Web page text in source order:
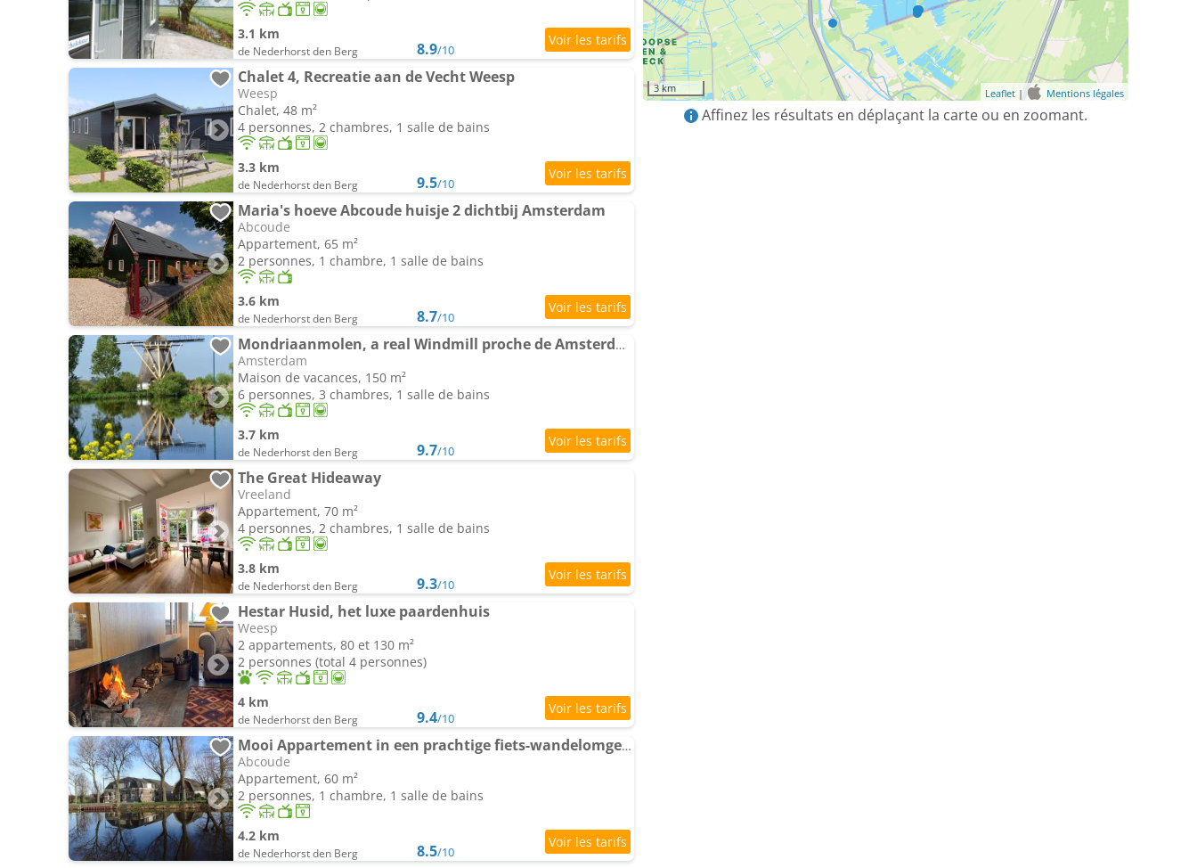
3.1 km
de Nederhorst den Berg 8.9/10
Chalet 4, Recreatie aan de Vecht Weesp
Weesp
Chalet, 48 m²
4 personnes, 2 chambres, 1 salle de bains
3.3 km
de Nederhorst den Berg 9.5/10
Maria's hoeve Abcoude huisje 2 dichtbij Amsterdam
Abcoude
Appartement, 65 m²
2 personnes, 1 chambre, 1 salle de bains
3.6 km
de Nederhorst den Berg 8.7/10
Mondriaanmolen, a real Windmill proche de Amsterdam
Amsterdam
Maison de vacances, 150 m²
6 personnes, 3 chambres, 1 salle de bains
3.7 km
de Nederhorst den Berg 9.7/10
The Great Hideaway
Vreeland
Appartement, 70 m²
4 personnes, 2 chambres, 1 salle de bains
3.8 km
de Nederhorst den Berg 9.3/10
Hestar Husid, het luxe paardenhuis
Weesp
2 appartements, 80 et 130 m²
2 personnes (total 4 personnes)
4 km
de Nederhorst den Berg 9.4/10
Mooi Appartement in een prachtige fiets-wandelomgeving
Abcoude
Appartement, 60 m²
2 personnes, 1 chambre, 1 salle de bains
4.2 km
de Nederhorst den Berg 8.5/10
3 km Leaflet | Mentions légales
Affinez les résultats en déplaçant la carte ou en zoomant.